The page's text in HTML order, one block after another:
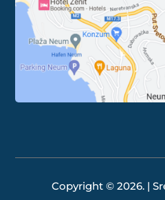
Copyright © 2026. |